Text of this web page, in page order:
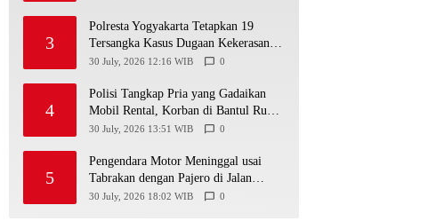
3
Polresta Yogyakarta Tetapkan 19
Tersangka Kasus Dugaan Kekerasan
terhadap Anak, 16 Ditahan
30 July, 2026 12:16 WIB 0
4
Polisi Tangkap Pria yang Gadaikan
Mobil Rental, Korban di Bantul Rugi
Rp31,5 Juta
30 July, 2026 13:51 WIB 0
5
Pengendara Motor Meninggal usai
Tabrakan dengan Pajero di Jalan
Wonosari-Yogyakarta, Diduga Masuk
30 July, 2026 18:02 WIB 0